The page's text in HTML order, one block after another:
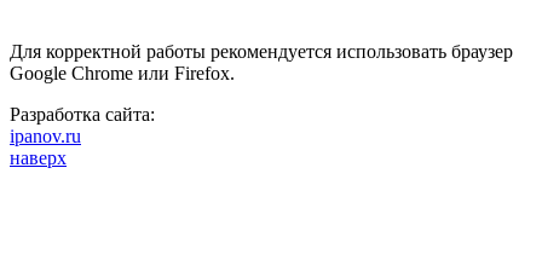
Для корректной работы рекомендуется использовать браузер
Google Chrome или Firefox.
Разработка сайта:
ipanov.ru
наверх